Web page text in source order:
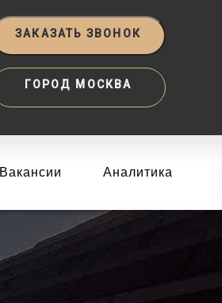
ЗАКАЗАТЬ ЗВОНОК
ГОРОД МОСКВА
Вакансии Аналитика